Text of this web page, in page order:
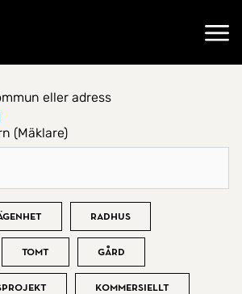
eller adress
(Mäklare)
Radhus
Tomt Gård
Kommersiellt